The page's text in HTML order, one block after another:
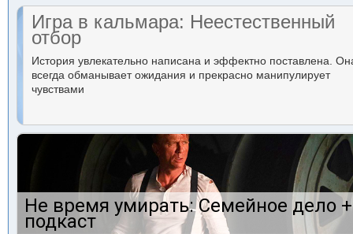
Игра в кальмара: Неестественный
отбор
История увлекательно написана и эффектно поставлена.
всегда обманывает ожидания и прекрасно манипулирует
чувствами
Не время умирать: Семейное дело +
подкаст